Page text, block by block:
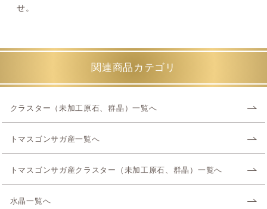
せ。
関連商品カテゴリ
クラスター（未加工原石、群晶）一覧へ
トマスゴンサガ産一覧へ
トマスゴンサガ産クラスター（未加工原石、群晶）一覧へ
水晶一覧へ